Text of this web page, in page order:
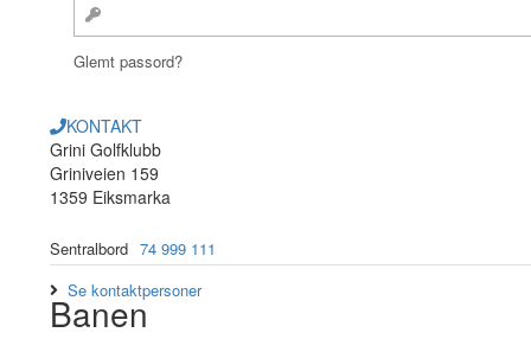
Glemt passord?
KONTAKT
Grini Golfklubb
Griniveien 159
1359 Eiksmarka
Sentralbord 74 999 111
Se kontaktpersoner
Banen